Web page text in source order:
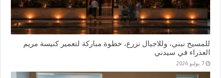
للمسيح نبني، وللاجيال نزرع، خطوة مباركة لتعمير كنيسة مريم
العذراء في سيدني
7 يوليو 2026